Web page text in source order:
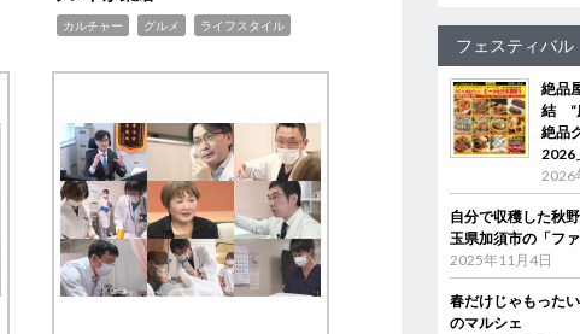
カルチャー グルメ ライフスタイル
フェスティバル
絶品
結 “
絶品
2026
2026
自分で収穫した秋
玉県加須市の「フ
2025年11月4日
春だけじゃもった
のマルシェ